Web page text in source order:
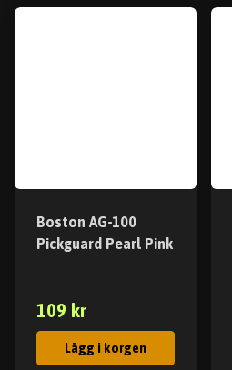
Boston AG-100
Pickguard Pearl Pink
109 kr
Lägg i korgen